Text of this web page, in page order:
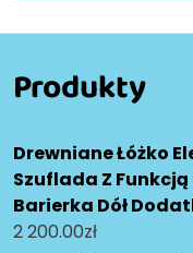
Produkty
Drewniane Łóżko
Szuflada Z Funkcją
Barierka Dół
2 200.00zł